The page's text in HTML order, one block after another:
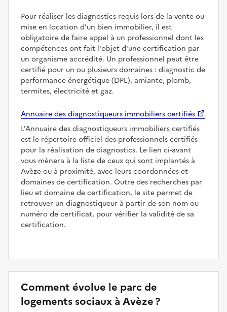
Pour réaliser les diagnostics requis lors de la vente ou
mise en location d'un bien immobilier, il est
obligatoire de faire appel à un professionnel dont les
compétences ont fait l'objet d'une certification par
un organisme accrédité. Un professionnel peut être
certifié pour un ou plusieurs domaines : diagnostic de
performance énergétique (DPE), amiante, plomb,
termites, électricité et gaz.
Annuaire des diagnostiqueurs immobiliers certifiés
L'Annuaire des diagnostiqueurs immobiliers certifiés
est le répertoire officiel des professionnels certifiés
pour la réalisation de diagnostics. Le lien ci-avant
vous mènera à la liste de ceux qui sont implantés à
Avèze ou à proximité, avec leurs coordonnées et
domaines de certification. Outre des recherches par
lieu et domaine de certification, le site permet de
retrouver un diagnostiqueur à partir de son nom ou
numéro de certificat, pour vérifier la validité de sa
certification.
Comment évolue le parc de
logements sociaux à Avèze ?